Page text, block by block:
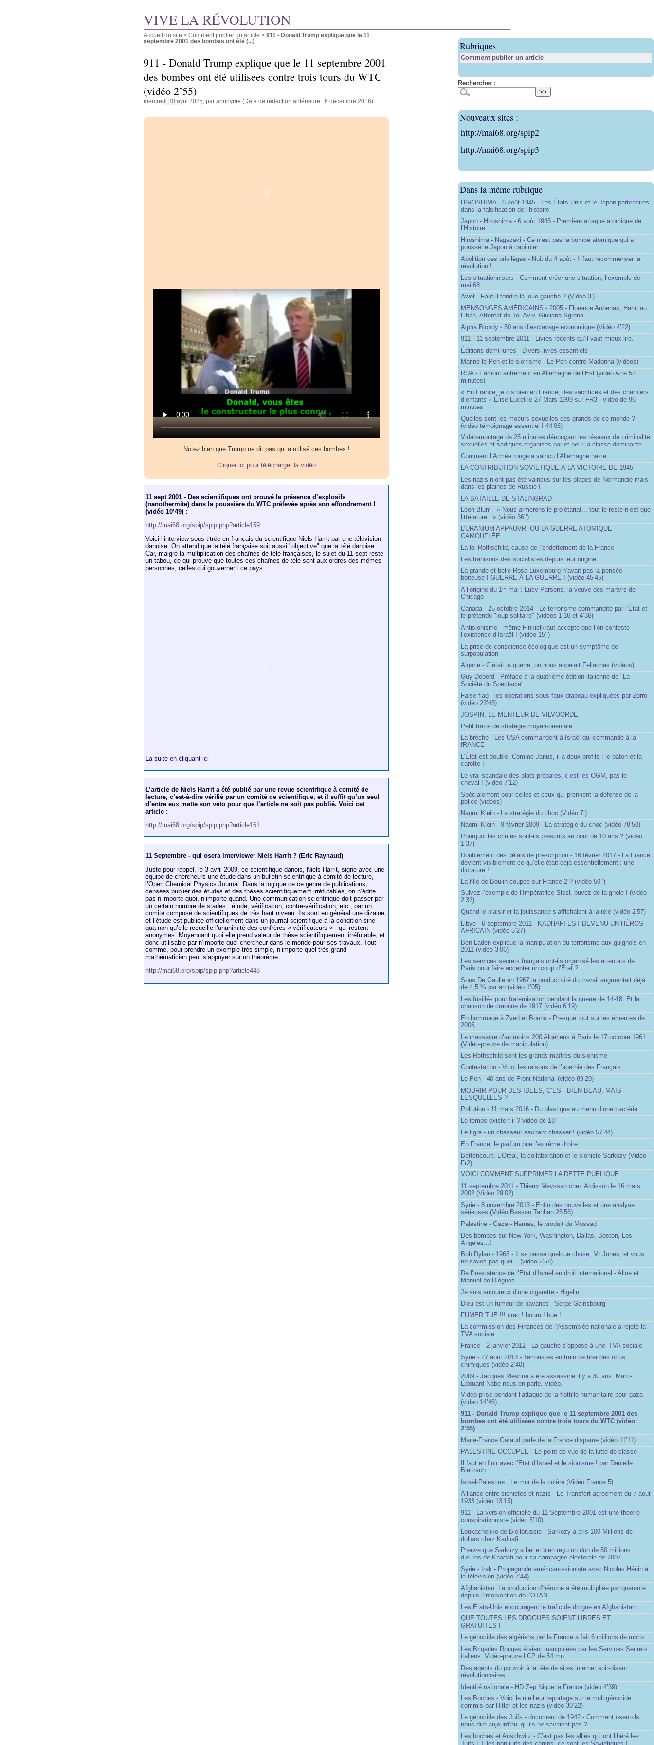
VIVE LA RÉVOLUTION
Accueil du site > Comment publier un article > 911 - Donald Trump explique que le 11
septembre 2001 des bombes ont été (...)
911 - Donald Trump explique que le 11 septembre 2001
des bombes ont été utilisées contre trois tours du WTC
(vidéo 2’55)
mercredi 30 avril 2025 , par anonyme (Date de rédaction antérieure : 6 décembre 2016).
Notez bien que Trump ne dit pas qui a utilisé ces bombes !
Cliquer ici pour télécharger la vidéo
11 sept 2001 - Des scientifiques ont prouvé la présence d’explosifs
(nanothermite) dans la poussière du WTC prélevée après son effondrement !
(vidéo 10’49) :
http://mai68.org/spip/spip.php?article159
Voici l’interview sous-titrée en français du scientifique Niels Harrit par une télévision
danoise. On attend que la télé française soit aussi "objective" que la télé danoise.
Car, malgré la multiplication des chaînes de télé françaises, le sujet du 11 sept reste
un tabou, ce qui prouve que toutes ces chaînes de télé sont aux ordres des mêmes
personnes, celles qui gouvernent ce pays.
La suite en cliquant ici
L’article de Niels Harrit a été publié par une revue scientifique à comité de
lecture, c’est-à-dire vérifié par un comité de scientifique, et il suffit qu’un seul
d’entre eux mette son véto pour que l’article ne soit pas publié. Voici cet
article :
http://mai68.org/spip/spip.php?article161
11 Septembre - qui osera interviewer Niels Harrit ? (Eric Raynaud)
Juste pour rappel, le 3 avril 2009, ce scientifique danois, Niels Harrit, signe avec une
équipe de chercheurs une étude dans un bulletin scientifique à comité de lecture,
l’Open Chemical Physics Journal. Dans la logique de ce genre de publications,
censées publier des études et des thèses scientifiquement irréfutables, on n’édite
pas n’importe quoi, n’importe quand. Une communication scientifique doit passer par
un certain nombre de stades : étude, vérification, contre-vérification, etc., par un
comité composé de scientifiques de très haut niveau. Ils sont en général une dizaine,
et l’étude est publiée officiellement dans un journal scientifique à la condition sine
qua non qu’elle recueille l’unanimité des confrères « vérificateurs » - qui restent
anonymes. Moyennant quoi elle prend valeur de thèse scientifiquement irréfutable, et
donc utilisable par n’importe quel chercheur dans le monde pour ses travaux. Tout
comme, pour prendre un exemple très simple, n’importe quel très grand
mathématicien peut s’appuyer sur un théorème.
http://mai68.org/spip/spip.php?article448
Rubriques
Comment publier un article
Rechercher :
Nouveaux sites :
http://mai68.org/spip2
http://mai68.org/spip3
Dans la même rubrique
HIROSHIMA - 6 août 1945 - Les États-Unis et le Japon partenaires
dans la falsification de l’histoire
Japon - Hiroshima - 6 août 1945 - Première attaque atomique de
l’Histoire
Hiroshima - Nagazaki - Ce n’est pas la bombe atomique qui a
poussé le Japon à capituler
Abolition des privilèges - Nuit du 4 août - Il faut recommencer la
révolution !
Les situationnistes - Comment créer une situation, l’exemple de
mai 68
Awet - Faut-il tendre la joue gauche ? (Vidéo 3’)
MENSONGES AMÉRICAINS - 2005 - Florence Aubenas, Hariri au
Liban, Attentat de Tel-Aviv, Giuliana Sgrena
Alpha Blondy - 50 ans d’esclavage économique (Vidéo 4’22)
911 - 11 septembre 2011 - Livres récents qu’il vaut mieux lire.
Éditions demi-lunes - Divers livres essentiels
Marine le Pen et le sionisme - Le Pen contre Madonna (videos)
RDA - L’amour autrement en Allemagne de l’Est (vidéo Arte 52
minutes)
« En France, je dis bien en France, des sacrifices et des charniers
d’enfants » Élise Lucet le 27 Mars 1999 sur FR3 - vidéo de 96
minutes
Quelles sont les moeurs sexuelles des grands de ce monde ?
(vidéo témoignage essentiel ! 44’06)
Vidéo-montage de 25 minutes dénonçant les réseaux de criminalité
sexuelles et sadiques organisés par et pour la classe dominante.
Comment l’Armée rouge a vaincu l’Allemagne nazie
LA CONTRIBUTION SOVIÉTIQUE À LA VICTOIRE DE 1945 !
Les nazis n’ont pas été vaincus sur les plages de Normandie mais
dans les plaines de Russie !
LA BATAILLE DE STALINGRAD
Léon Blum - « Nous armerons le prolétariat... tout le reste n’est que
littérature ! » (vidéo 36’’)
L’URANIUM APPAUVRI OU LA GUERRE ATOMIQUE
CAMOUFLÉE
La loi Rothschild, cause de l’endettement de la France
Les trahisons des socialistes depuis leur origine
La grande et belle Rosa Luxemburg n’avait pas la pensée
boiteuse ! GUERRE À LA GUERRE ! (vidéo 45’45)
A l’origine du 1er mai : Lucy Parsons, la veuve des martyrs de
Chicago
Canada - 25 octobre 2014 - Le terrorisme commandité par l’État et
le prétendu "loup solitaire" (vidéos 1’16 et 4’36)
Antisionisme - même Finkielkraut accepte que l’on conteste
l’existence d’Israël ! (vidéo 15’’)
La prise de conscience écologique est un symptôme de
surpopulation
Algérie - C’était la guerre, on nous appelait Fellaghas (vidéos)
Guy Debord - Préface à la quatrième édition italienne de "La
Société du Spectacle"
False-flag - les opérations sous faux-drapeau expliquées par Zorro
(vidéo 23’45)
JOSPIN, LE MENTEUR DE VILVOORDE
Petit traîté de stratégie moyen-orientale
La brèche - Les USA commandent à Israël qui commande à la
fRANCE
L’État est double. Comme Janus, il a deux profils : le bâton et la
carotte !
Le vrai scandale des plats préparés, c’est les OGM, pas le
cheval ! (vidéo 7’12)
Spécialement pour celles et ceux qui prennent la défense de la
police (vidéos)
Naomi Klein - La stratégie du choc (Vidéo 7’)
Naomi Klein - 9 février 2009 - La stratégie du choc (vidéo 78’50)
Pourquoi les crimes sont-ils prescrits au bout de 10 ans ? (vidéo
1’37)
Doublement des délais de prescription - 16 février 2017 - La France
devient visiblement ce qu’elle était déjà essentiellement : une
dictature !
La fille de Boulin coupée sur France 2 ? (vidéo 50’’)
Suivez l’exemple de l’Impératrice Sissi, buvez de la gnole ! (vidéo
2’33)
Quand le plaisir et la jouissance s’affichaient à la télé (vidéo 2’57)
Libye - 6 septembre 2011 - KADHAFI EST DEVENU UN HÉROS
AFRICAIN (vidéo 5’27)
Ben Laden explique la manipulation du terrorisme aux guignols en
2011 (vidéo 3’06)
Les services secrets français ont-ils organisé les attentats de
Paris pour faire accepter un coup d’État ?
Sous De Gaulle en 1967 la productivité du travail augmentait déjà
de 4,5 % par an (vidéo 1’05)
Les fusillés pour fraternisation pendant la guerre de 14-18. Et la
chanson de craonne de 1917 (vidéo 6’19)
En hommage à Zyed et Bouna - Presque tout sur les émeutes de
2005
Le massacre d’au moins 200 Algériens à Paris le 17 octobre 1961
(Vidéo-preuve de manipulation)
Les Rothschild sont les grands maîtres du sionisme
Contestation - Voici les raisons de l’apathie des Français
Le Pen - 40 ans de Front National (vidéo 89’20)
MOURIR POUR DES IDEES, C’EST BIEN BEAU, MAIS
LESQUELLES ?
Pollution - 11 mars 2016 - Du plastique au menu d’une bactérie
Le temps existe-t-il ? vidéo de 18’
Le tigre - un chasseur sachant chasser ! (vidéo 57’44)
En France, le parfum pue l’extrême droite
Bettencourt, L’Oréal, la collaboration et le sioniste Sarkozy (Vidéo
Fr2)
VOICI COMMENT SUPPRIMER LA DETTE PUBLIQUE
11 septembre 2011 - Thierry Meyssan chez Ardisson le 16 mars
2002 (Vidéo 29’02)
Syrie - 8 novembre 2013 - Enfin des nouvelles et une analyse
sérieuses (Vidéo Bassan Tahhan 25’56)
Palestine - Gaza - Hamas, le produit du Mossad
Des bombes sur New-York, Washington, Dallas, Boston, Los
Angeles...!
Bob Dylan - 1965 - Il se passe quelque chose, Mr Jones, et vous
ne savez pas quoi... (vidéo 5’58)
De l’inexistence de l’Etat d’Israël en droit international - Aline et
Manuel de Diéguez
Je suis amoureux d’une cigarette - Higelin
Dieu est un fumeur de havanes - Serge Gainsbourg
FUMER TUE !!! crac ! boum ! hue !
La commission des Finances de l’Assemblée nationale a rejeté la
TVA sociale
France - 2 janvier 2012 - La gauche s’oppose à une ’TVA sociale’
Syrie - 27 aout 2013 - Terroristes en train de tirer des obus
chimiques (vidéo 2’40)
2009 - Jacques Mesrine a été assassiné il y a 30 ans. Marc-
Édouard Nabe nous en parle. Vidéo.
Vidéo prise pendant l’attaque de la flottille humanitaire pour gaza
(video 14’46)
911 - Donald Trump explique que le 11 septembre 2001 des
bombes ont été utilisées contre trois tours du WTC (vidéo
2’55)
Marie-France Garaud parle de la France disparue (vidéo 11’11)
PALESTINE OCCUPÉE - Le point de vue de la lutte de classe
Il faut en finir avec l’Etat d’Israël et le sionisme ! par Danielle
Bleitrach
Israël-Palestine ; Le mur de la colère (Vidéo France 5)
Alliance entre sionistes et nazis - Le Transfert agreement du 7 aout
1933 (vidéo 13’15)
911 - La version officielle du 11 Septembre 2001 est une theorie
conspirationniste (vidéo 5’10)
Loukachenko de Biellorussie - Sarkozy a pris 100 Millions de
dollars chez Kadhafi
Preuve que Sarkozy a bel et bien reçu un don de 50 millions
d’euros de Khadafi pour sa campagne électorale de 2007
Syrie - Irak - Propagande américano-sioniste avec Nicolas Hénin à
la télévision (vidéo 7’44)
Afghanistan. La production d’héroïne a été multipliée par quarante
depuis l’intervention de l’OTAN
Les États-Unis encouragent le trafic de drogue en Afghanistan
QUE TOUTES LES DROGUES SOIENT LIBRES ET
GRATUITES !
Le génocide des algériens par la France a fait 6 millions de morts
Les Brigades Rouges étaient manipulées par les Services Secrets
italiens. Vidéo-preuve LCP de 54 mn.
Des agents du pouvoir à la tête de sites internet soit-disant
révolutionnaires
Identité nationale - HD Zep Nique la France (vidéo 4’39)
Les Boches - Voici le meilleur reportage sur le multigénocide
commis par Hitler et les nazis (vidéo 30’22)
Le génocide des Juifs - document de 1942 - Comment osent-ils
nous dire aujourd’hui qu’ils ne savaient pas ?
Les boches et Auschwitz - C’est pas les alliés qui ont libéré les
Juifs ET les non-juifs des camps, ce sont les Soviétiques !